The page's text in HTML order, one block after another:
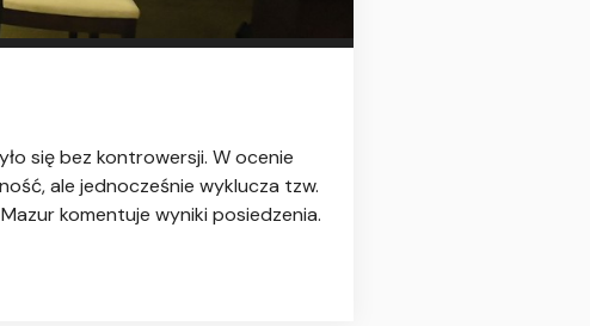
się bez kontrowersji. W ocenie
ale jednocześnie wyklucza tzw.
komentuje wyniki posiedzenia.